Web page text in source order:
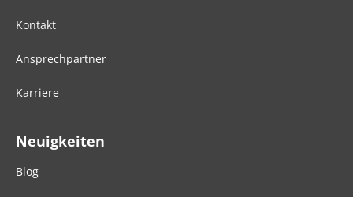
Kontakt
Ansprechpartner
Karriere
Neuigkeiten
Blog